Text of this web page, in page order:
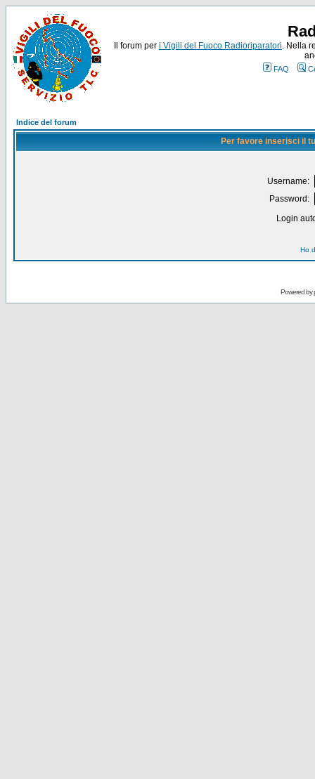
Il forum per i Vigili del Fuoco Radioriparatori. Nella
FAQ
Indice del forum
Per favore inserisci il
Username:
Password:
Login
Ho
Powered by